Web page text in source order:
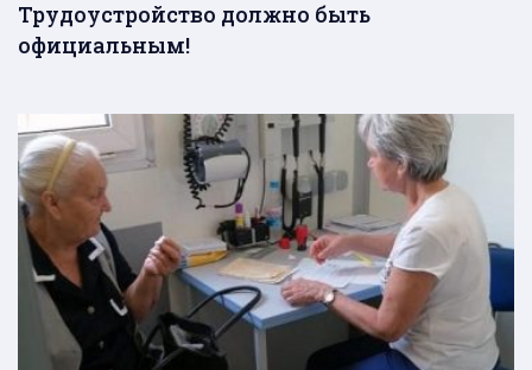
Трудоустройство должно быть
официальным!